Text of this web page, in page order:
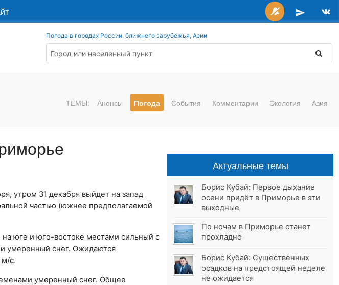
Погода в городах России, ближнего зарубежья, Азии
ТЕМЫ: Анонсы Погода События Комментарии Экология Азия
утром 31 декабря выйдет на запад
частью (южнее предполагаемой
на юге и юго-востоке местами сильный с
умеренный снег. Ожидаются
м/с.
умеренный снег. Общее
Актуальные темы
Борис Кубай: Первое дыхание
осени придёт в Приморье в эти
выходные
По ночам в Приморье станет
прохладно
Борис Кубай: Существенных
осадков на предстоящей неделе
не ожидается